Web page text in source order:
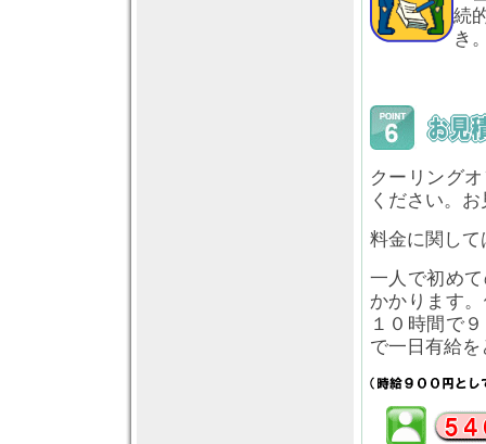
続
き
クーリング
ください。
料金に関して
一人で初め
かかります
１０時間で
で一日有給